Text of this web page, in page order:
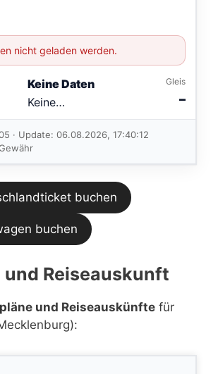
nicht geladen werden.
Keine Daten
Keine
Verbindungen
im aktuellen
Feed.
Gleis
–
· Update: 06.08.2026, 17:40:12
buchen
buchen
und Reiseauskunft
und Reiseauskünfte für